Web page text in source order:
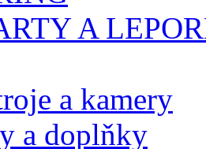
A
a kamery
a doplňky